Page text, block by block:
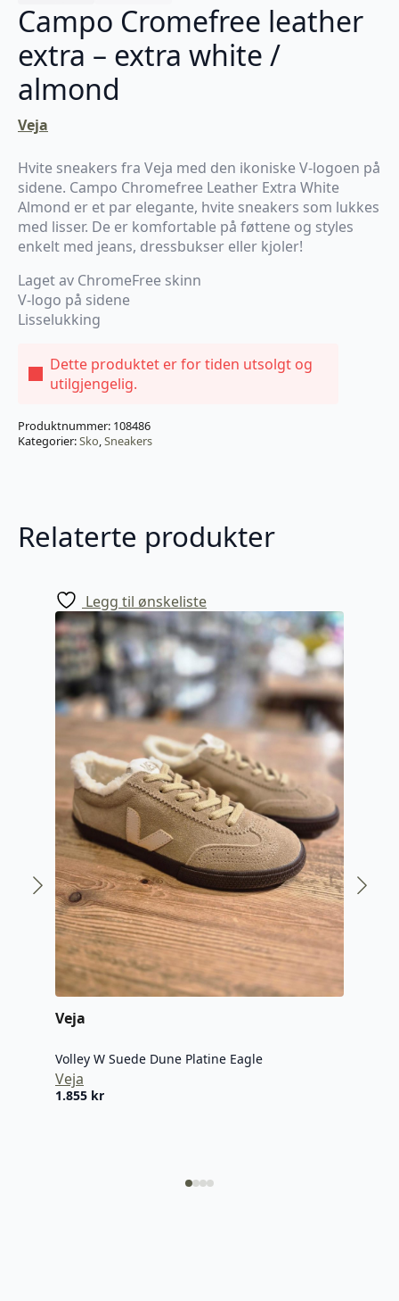
Campo Cromefree leather
extra – extra white /
almond
Veja
Hvite sneakers fra Veja med den ikoniske V-logoen på
sidene. Campo Chromefree Leather Extra White
Almond er et par elegante, hvite sneakers som lukkes
med lisser. De er komfortable på føttene og styles
enkelt med jeans, dressbukser eller kjoler!
Laget av ChromeFree skinn
V-logo på sidene
Lisselukking
Dette produktet er for tiden utsolgt og
utilgjengelig.
Produktnummer: 108486
Kategorier:Sko,Sneakers
Relaterte produkter
Legg til ønskeliste
Veja
Volley W Suede Dune Platine Eagle
Veja
1.855 kr